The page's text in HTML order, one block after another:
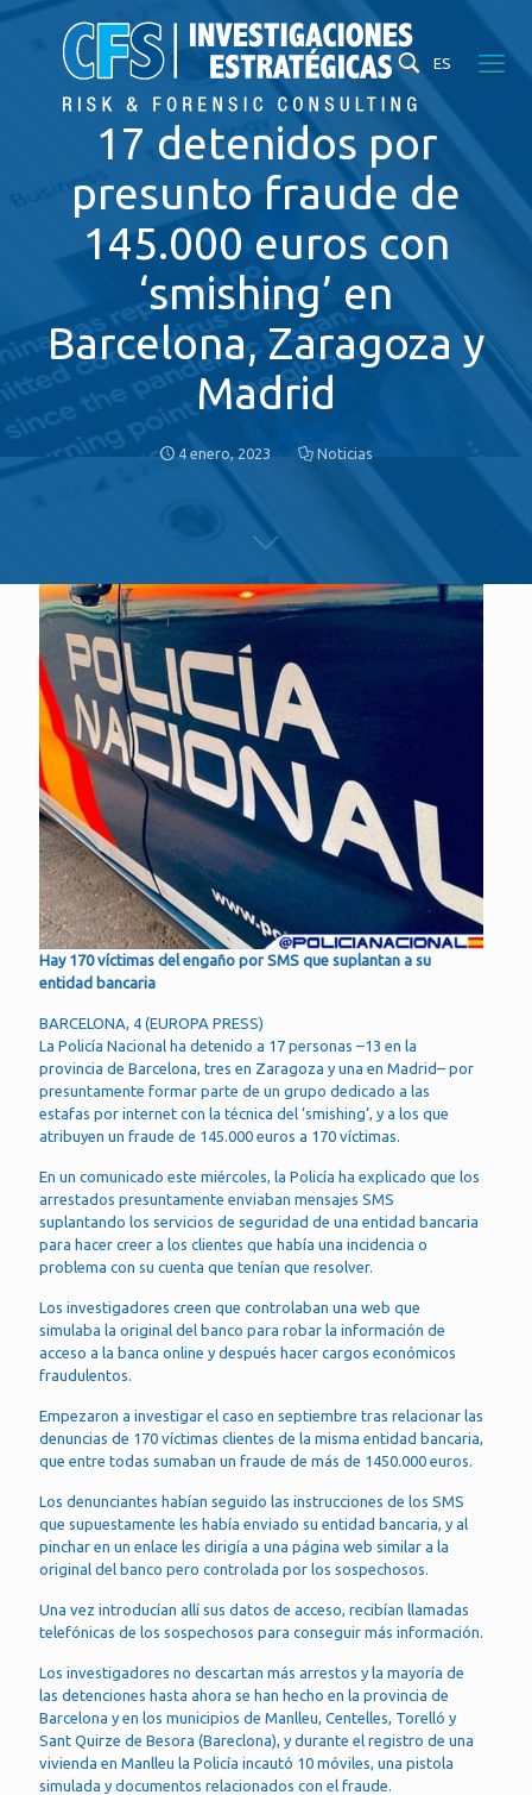
ES
17 detenidos por
presunto fraude de
145.000 euros con
‘smishing’ en
Barcelona, Zaragoza y
Madrid
4 enero, 2023 Noticias
Hay 170 víctimas del engaño por SMS que suplantan a su
entidad bancaria
BARCELONA, 4 (EUROPA PRESS)
La Policía Nacional ha detenido a 17 personas –13 en la
provincia de Barcelona, tres en Zaragoza y una en Madrid– por
presuntamente formar parte de un grupo dedicado a las
estafas por internet con la técnica del ‘smishing’, y a los que
atribuyen un fraude de 145.000 euros a 170 víctimas.
En un comunicado este miércoles, la Policía ha explicado que los
arrestados presuntamente enviaban mensajes SMS
suplantando los servicios de seguridad de una entidad bancaria
para hacer creer a los clientes que había una incidencia o
problema con su cuenta que tenían que resolver.
Los investigadores creen que controlaban una web que
simulaba la original del banco para robar la información de
acceso a la banca online y después hacer cargos económicos
fraudulentos.
Empezaron a investigar el caso en septiembre tras relacionar las
denuncias de 170 víctimas clientes de la misma entidad bancaria,
que entre todas sumaban un fraude de más de 1450.000 euros.
Los denunciantes habían seguido las instrucciones de los SMS
que supuestamente les había enviado su entidad bancaria, y al
pinchar en un enlace les dirigía a una página web similar a la
original del banco pero controlada por los sospechosos.
Una vez introducían allí sus datos de acceso, recibían llamadas
telefónicas de los sospechosos para conseguir más información.
Los investigadores no descartan más arrestos y la mayoría de
las detenciones hasta ahora se han hecho en la provincia de
Barcelona y en los municipios de Manlleu, Centelles, Torelló y
Sant Quirze de Besora (Bareclona), y durante el registro de una
vivienda en Manlleu la Policía incautó 10 móviles, una pistola
simulada y documentos relacionados con el fraude.